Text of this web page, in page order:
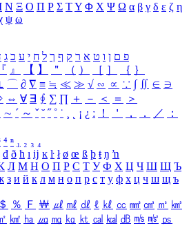
Ν Ξ Ο Π Ρ Σ ΤΥ Φ Χ Ψ Ω α β γ δ ε ζ η
ψ ω
פ ם ן ו ט א ר ק ף ך ל ח י ע כ ג
『 』 【 】 ＂ （ ） ［ ］ ｛ ｝
⌒ ∂ ∇ ≡ ≒ ≪ ≫ √ ∽ ∝ ∵ ∫ ∬ ∈ ∋
⇔ ∀ ∃ ∮ ∑ ∏ ＋ － ＜ ＝
＞
∼ ´ ～ ˇ ˘ ˝ ˚ ˙ ¸ ¡ ¿ ː ！ ＇ ， ． ／
：
⁴ ⁿ ₁ ₂ ₃ ₄
đ ð ħ ı ĳ ĸ ŀ ł ø œ ß þ ŧ ŋ ŉ
Л М Н О П Р С Т У Ф Х Ц Ч Ш Щ Ъ
з и й к л м н о п р с т у ф х ц ч ш щ ъ
＄ ％ Ｆ ￦ ㎕ ㎖ ㎗ ℓ ㎘ ㏄ ㎣ ㎤ ㎥ ㎦
㎢ ㏊ ㎍ ㎎ ㎏ ㏏ ㎈ ㎉ ㏈ ㎧ ㎨ ㎰